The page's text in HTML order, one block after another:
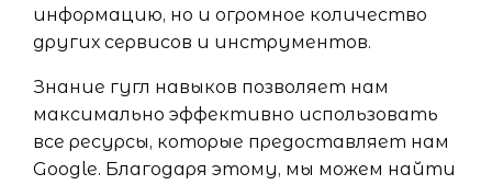
информацию, но и огромное количество
других сервисов и инструментов.
Знание гугл навыков позволяет нам
максимально эффективно использовать
все ресурсы, которые предоставляет нам
Google. Благодаря этому, мы можем найти